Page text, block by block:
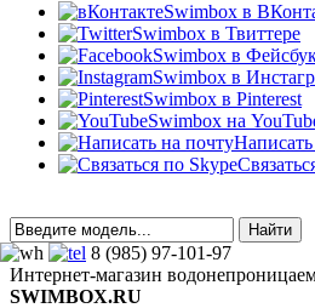
Swimbox в
Swimbox в Твиттере
Swimbox в
Swimbox в
Swimbox в Pinterest
Swimbox на
8 (985) 97-101-97
Интернет-магазин
SWIMBOX.RU